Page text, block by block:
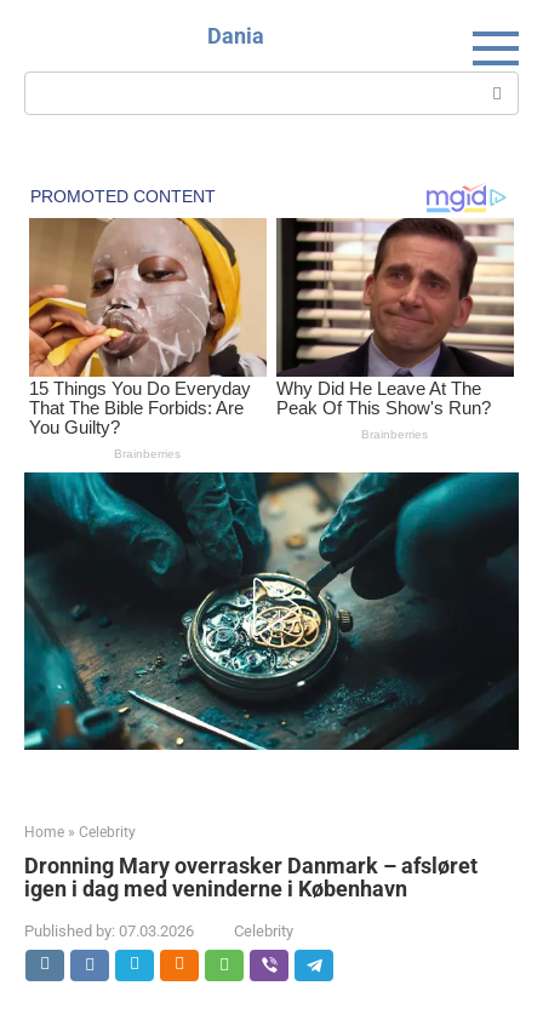
Dania
Search:
Home » Celebrity
Dronning Mary overrasker Danmark – afsløret
igen i dag med veninderne i København
Published by: 07.03.2026 Celebrity